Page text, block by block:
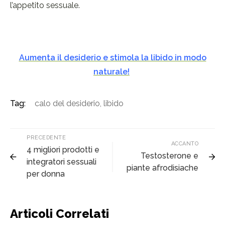
l’appetito sessuale.
Aumenta il desiderio e stimola la libido in modo
naturale!
Tag: calo del desiderio, libido
PRECEDENTE
4 migliori prodotti e
integratori sessuali
per donna
ACCANTO
Testosterone e
piante afrodisiache
Articoli Correlati